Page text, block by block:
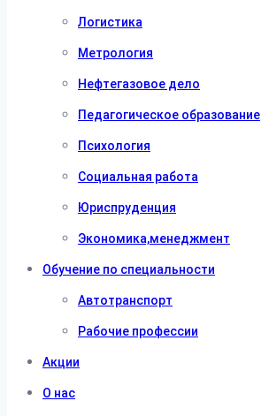
Логистика
Метрология
Нефтегазовое дело
Педагогическое образование
Психология
Социальная работа
Юриспруденция
Экономика,менеджмент
Обучение по специальности
Автотранспорт
Рабочие профессии
Акции
О нас